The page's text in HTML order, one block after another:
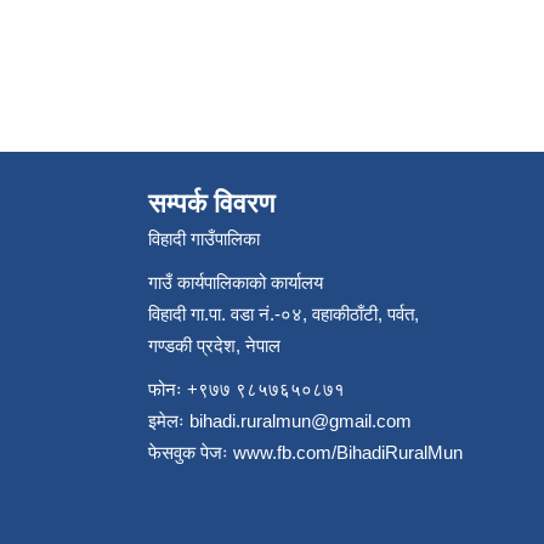
सम्पर्क विवरण
विहादी गाउँपालिका
गाउँ कार्यपालिकाको कार्यालय
विहादी गा.पा. वडा नं.-०४, वहाकीठाँटी, पर्वत,
गण्डकी प्रदेश, नेपाल
फोनः +९७७ ९८५७६५०८७१
इमेलः bihadi.ruralmun@gmail.com
फेसवुक पेजः www.fb.com/BihadiRuralMun